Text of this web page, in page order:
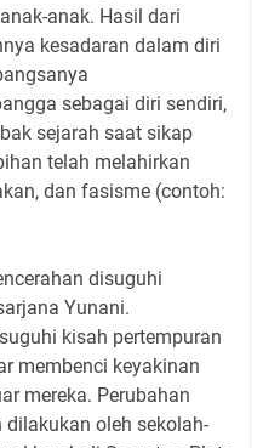
anak. Hasil dari
kesadaran dalam diri
sebagai diri sendiri,
sejarah saat sikap
telah melahirkan
dan fasisme (contoh:
disuguhi
Yunani.
kisah pertempuran
membenci keyakinan
mereka. Perubahan
dilakukan oleh sekolah-